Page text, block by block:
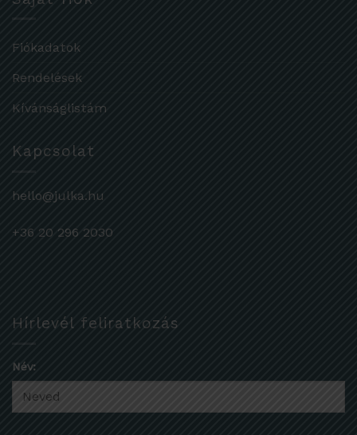
Fiókadatok
Rendelések
Kívánságlistám
Kapcsolat
hello@julka.hu
+36 20 296 2030
Hírlevél feliratkozás
Név: